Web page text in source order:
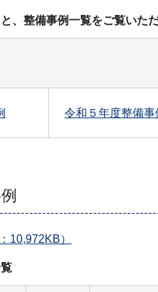
、整備事例一覧をご覧いただ
令和５年度整備事
10,972KB）